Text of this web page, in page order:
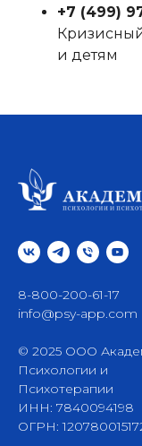
+7 (499)
и детям
8-800-200-61-17
info@psy-app.com
© 2025 ООО
Психологии и
Психотерапии
ИНН: 7840094198
ОГРН: